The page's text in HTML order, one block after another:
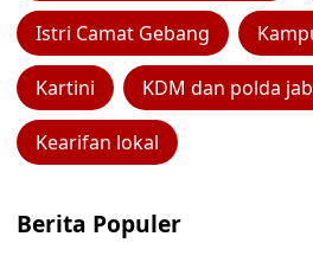
Istri Camat Gebang
Kartini KDM dan polda
Kearifan lokal
Berita Populer